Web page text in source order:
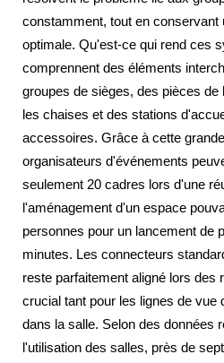
constamment, tout en conservant
optimale. Qu'est-ce qui rend ces
comprennent des éléments
groupes de sièges, des pièces de
les chaises et des stations
accessoires. Grâce à cette
organisateurs d'événements
seulement 20 cadres lors d'une
l'aménagement d'un espace
personnes pour un lancement de
minutes. Les connecteurs
reste parfaitement aligné lors des
crucial tant pour les lignes de vue
dans la salle. Selon des données
l'utilisation des salles, près de